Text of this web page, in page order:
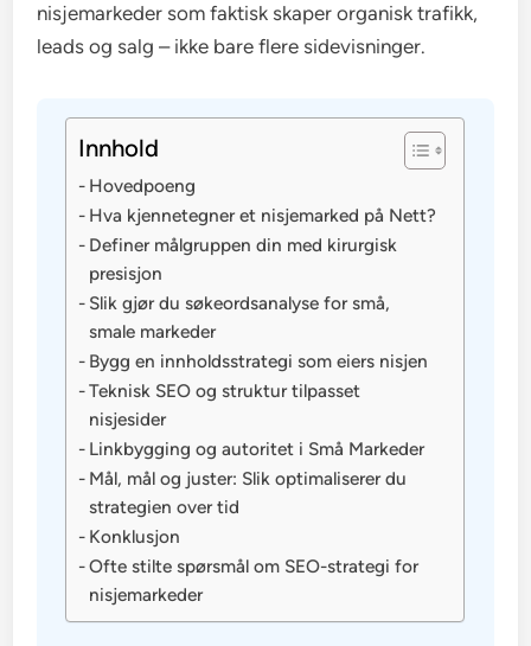
nisjemarkeder som faktisk skaper organisk trafikk,
leads og salg – ikke bare flere sidevisninger.
Innhold
Hovedpoeng
Hva kjennetegner et nisjemarked på Nett?
Definer målgruppen din med kirurgisk
presisjon
Slik gjør du søkeordsanalyse for små,
smale markeder
Bygg en innholdsstrategi som eiers nisjen
Teknisk SEO og struktur tilpasset
nisjesider
Linkbygging og autoritet i Små Markeder
Mål, mål og juster: Slik optimaliserer du
strategien over tid
Konklusjon
Ofte stilte spørsmål om SEO-strategi for
nisjemarkeder